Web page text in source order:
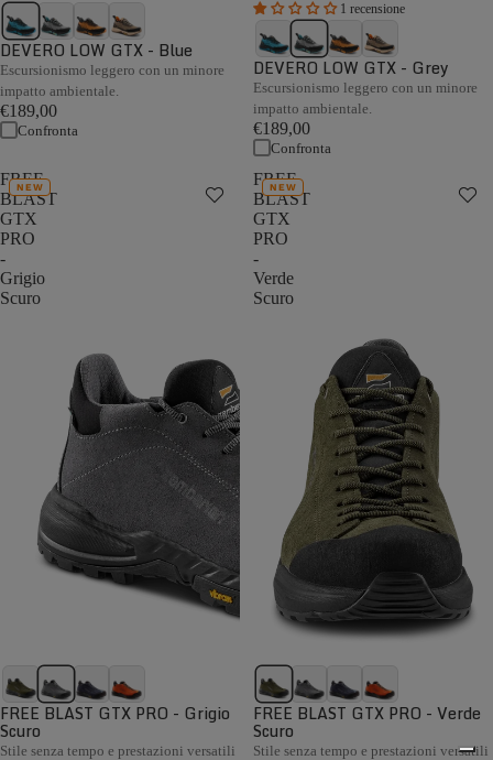
DEVERO LOW GTX - Blue
Escursionismo leggero con un minore
impatto ambientale.
€189,00
Confronta
1 recensione
DEVERO LOW GTX - Grey
Escursionismo leggero con un minore
impatto ambientale.
€189,00
Confronta
FREE
BLAST
GTX
PRO
-
Grigio
Scuro
NEW
FREE BLAST GTX PRO - Grigio
Scuro
Stile senza tempo e prestazioni versatili
FREE
BLAST
GTX
PRO
-
Verde
Scuro
NEW
FREE BLAST GTX PRO - Verde
Scuro
Stile senza tempo e prestazioni versatili